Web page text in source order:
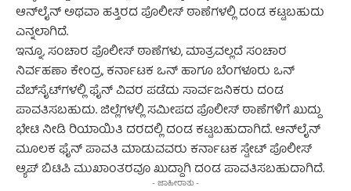
ಆನ್‌ಲೈನ್ ಅಥವಾ ಹತ್ತಿರದ ಪೊಲೀಸ್ ಠಾಣೆಗಳಲ್ಲಿ ದಂಡ ಕಟ್ಟಬಹುದು
ಎನ್ನಲಾಗಿದೆ.
ಇನ್ನೂ, ಸಂಚಾರ ಪೊಲೀಸ್‌ ಠಾಣೆಗಳು, ಮಾತ್ರವಲ್ಲದೆ ಸಂಚಾರ
ನಿರ್ವಹಣಾ ಕೇಂದ್ರ, ಕರ್ನಾಟಕ ಒನ್‌ ಹಾಗೂ ಬೆಂಗಳೂರು ಒನ್‌
ವೆಬ್‌ಸೈಟ್‌ಗಳಲ್ಲಿ ಫೈನ್ ವಿವರ ಪಡೆದು ಸಾರ್ವಜನಿಕರು ದಂಡ
ಪಾವತಿಸಬಹುದು. ಜಿಲ್ಲೆಗಳಲ್ಲಿ ಸಮೀಪದ ಪೊಲೀಸ್‌ ಠಾಣೆಗಳಿಗೆ ಖುದ್ದು
ಭೇಟಿ ನೀಡಿ ರಿಯಾಯಿತಿ ದರದಲ್ಲಿ ದಂಡ ಕಟ್ಟಬಹುದಾಗಿದೆ. ಆನ್‌ಲೈನ್‌
ಮೂಲಕ ಫೈನ್ ಪಾವತಿ ಮಾಡುವವರು ಕರ್ನಾಟಕ ಸ್ಟೇಟ್‌ ಪೊಲೀಸ್‌
ಆ್ಯಪ್‌ ಬಿಟಿಪಿ ಮುಖಾಂತರವೂ ಖುದ್ದಾಗಿ ದಂಡ ಪಾವತಿಸಬಹುದಾಗಿದೆ.
- ಜಾಹೀರಾತು -